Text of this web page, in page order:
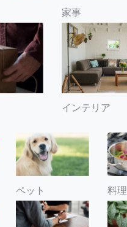
家事
インテリア
ペット 料理